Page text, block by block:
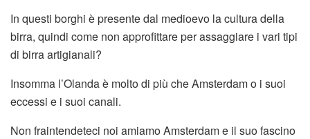
In questi borghi è presente dal medioevo la cultura della
birra, quindi come non approfittare per assaggiare i vari tipi
di birra artigianali?
Insomma l’Olanda è molto di più che Amsterdam o i suoi
eccessi e i suoi canali.
Non fraintendeteci noi amiamo Amsterdam e il suo fascino